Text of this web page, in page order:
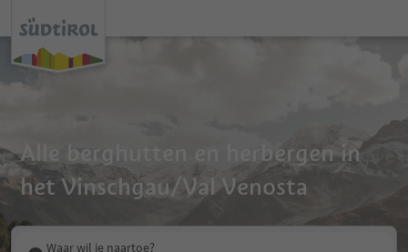
Alle berghutten en herbergen in
het Vinschgau/Val Venosta
Waar wil je naartoe?